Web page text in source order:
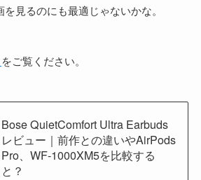
見るのにも最適じゃないかな。
をご覧ください。
Bose QuietComfort Ultra Earbuds
レビュー｜前作との違いやAirPods
Pro、WF-1000XM5を比較する
と？